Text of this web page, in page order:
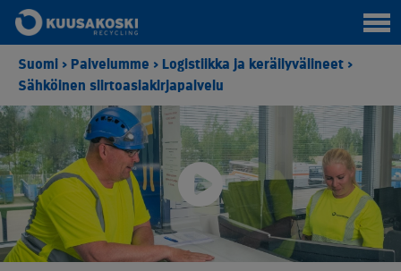
Suomi > Palvelumme > Logistiikka ja keräilyvälineet >
Sähköinen siirtoasiakirjapalvelu